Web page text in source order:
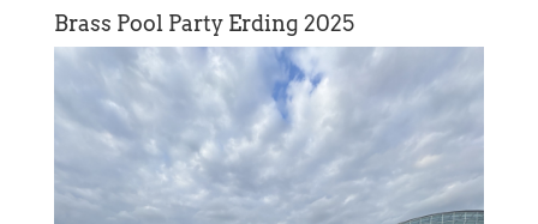
Brass Pool Party Erding 2025